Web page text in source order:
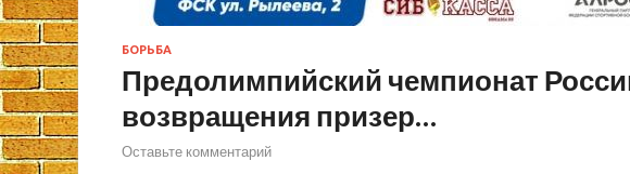
БОРЬБА
Предолимпийский чемпионат
возвращения призер…
Оставьте комментарий